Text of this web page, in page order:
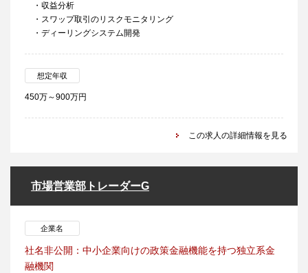
・収益分析
・スワップ取引のリスクモニタリング
・ディーリングシステム開発
想定年収
450万～900万円
この求人の詳細情報を見る
市場営業部トレーダーG
企業名
社名非公開：中小企業向けの政策金融機能を持つ独立系金
融機関